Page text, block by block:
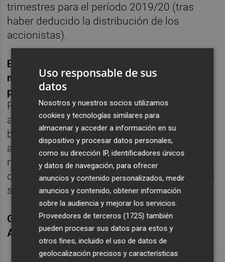
trimestres para el período 2019/20 (tras
haber deducido la distribución de los
accionistas).
Esta reducción tiene como objetivo
mantener los bancos bien capitalizados
para apoyar la economía en su conjunto
Puede resultar frustrante para los
accionistas, pero para los inversores en
bonos de capital bancario AT1 este anuncio
ayudará a mantener el capital de reserva en
niveles saludables y, por lo tanto, la medida
debe considerarse como un apoyo para este
subsector.
Gary Kirk Partner, es gestor de TwentyFour
AM (Boutique de Vontobel AM)
Uso responsable de sus
datos
Nosotros y nuestros socios utilizamos
cookies y tecnologías similares para
almacenar y acceder a información en su
dispositivo y procesar datos personales,
como su dirección IP, identificadores únicos
y datos de navegación, para ofrecer
anuncios y contenido personalizados, medir
anuncios y contenido, obtener información
sobre la audiencia y mejorar los servicios.
Proveedores de terceros (1725) también
pueden procesar sus datos para estos y
otros fines, incluido el uso de datos de
geolocalización precisos y características